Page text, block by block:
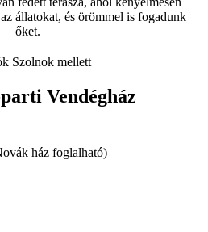
állatokat, és örömmel is fogadunk
őket.
Szolnok mellett
Vendégház
ház foglalható)